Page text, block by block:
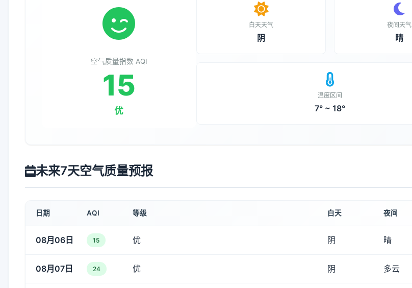
空气质量指数 AQI
15
优
白天天气
阴
夜间天气
晴
温度区间
7° ~ 18°
未来7天空气质量预报
日期 AQI 等级 白天 夜间
08月06日 15 优 阴 晴
08月07日 24 优 阴 多云